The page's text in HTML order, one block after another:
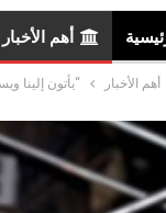
أهم الأخبار
أهم الأخبار “يأتون إلينا